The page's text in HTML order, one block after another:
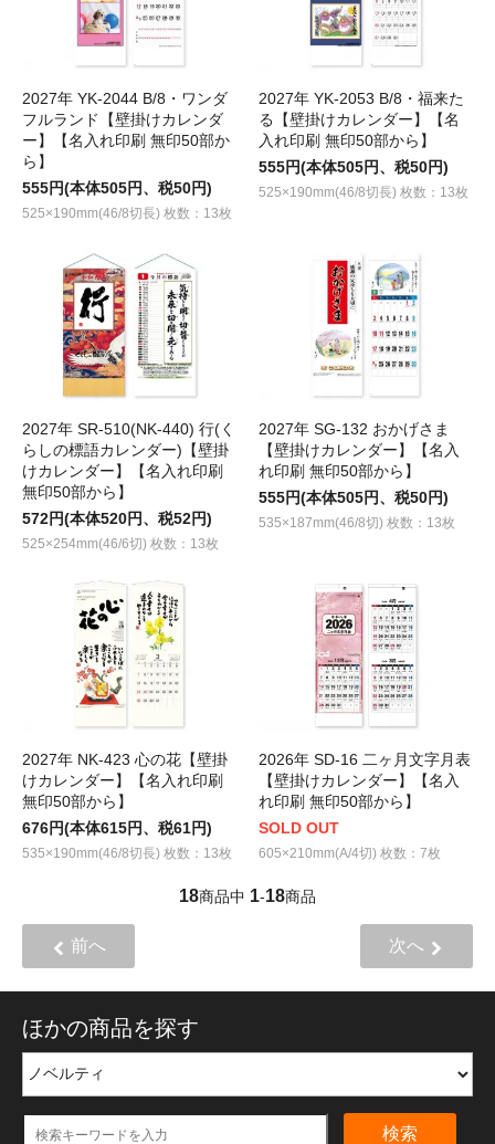
2027年 YK-2044 B/8・ワンダ
フルランド【壁掛けカレンダ
ー】【名入れ印刷 無印50部か
ら】
555円(本体505円、税50円)
525×190mm(46/8切長) 枚数：13枚
2027年 YK-2053 B/8・福来た
る【壁掛けカレンダー】【名
入れ印刷 無印50部から】
555円(本体505円、税50円)
525×190mm(46/8切長) 枚数：13枚
2027年 SR-510(NK-440) 行(く
らしの標語カレンダー)【壁掛
けカレンダー】【名入れ印刷
無印50部から】
572円(本体520円、税52円)
525×254mm(46/6切) 枚数：13枚
2027年 SG-132 おかげさま
【壁掛けカレンダー】【名入
れ印刷 無印50部から】
555円(本体505円、税50円)
535×187mm(46/8切) 枚数：13枚
2027年 NK-423 心の花【壁掛
けカレンダー】【名入れ印刷
無印50部から】
676円(本体615円、税61円)
535×190mm(46/8切長) 枚数：13枚
2026年 SD-16 二ヶ月文字月表
【壁掛けカレンダー】【名入
れ印刷 無印50部から】
SOLD OUT
605×210mm(A/4切) 枚数：7枚
18商品中 1-18商品
前へ 次へ
ほかの商品を探す
検索